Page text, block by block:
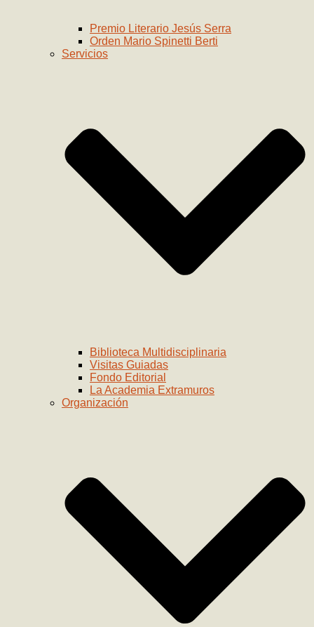
Premio Literario Jesús Serra
Orden Mario Spinetti Berti
Servicios
Biblioteca Multidisciplinaria
Visitas Guiadas
Fondo Editorial
La Academia Extramuros
Organización